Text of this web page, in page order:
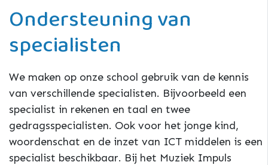
Ondersteuning van
specialisten
We maken op onze school gebruik van de kennis
van verschillende specialisten. Bijvoorbeeld een
specialist in rekenen en taal en twee
gedragsspecialisten. Ook voor het jonge kind,
woordenschat en de inzet van ICT middelen is een
specialist beschikbaar. Bij het Muziek Impuls